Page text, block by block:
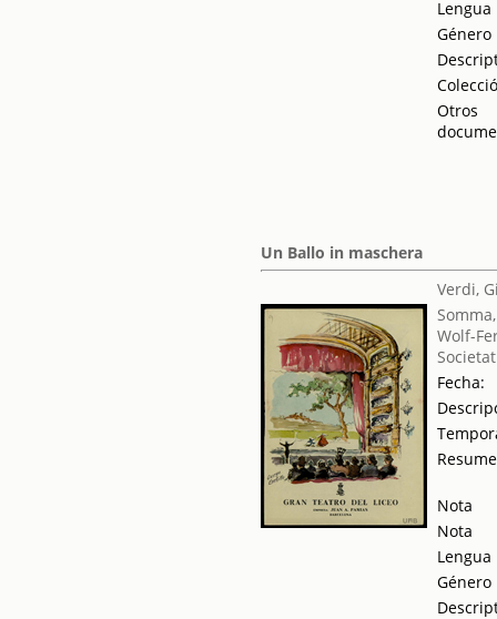
Lengua
Género
Otros
Un Ballo in maschera
Verdi,
Wolf-
Fecha:
Nota
Nota
Lengua
Género